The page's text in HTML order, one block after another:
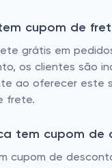
cupom de
grátis em
os clientes são
ao oferecer
frete.
tem cupom
cupom de